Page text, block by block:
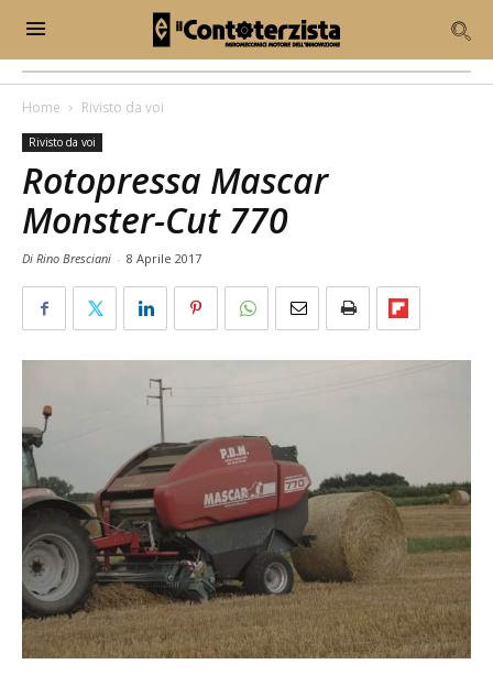
Home Rivisto da voi
Rivisto da voi
Rotopressa Mascar
Monster-Cut 770
Di Rino Bresciani - 8 Aprile 2017